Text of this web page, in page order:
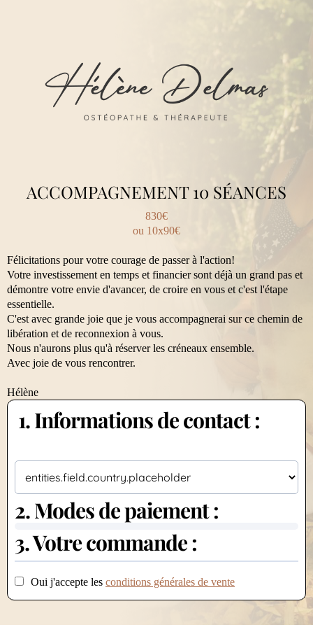
ACCOMPAGNEMENT 10 SÉANCES
830€
ou 10x90€
Félicitations pour votre courage de passer à l'action!
Votre investissement en temps et financier sont déjà un grand pas et
démontre votre envie d'avancer, de croire en vous et c'est l'étape
essentielle.
C'est avec grande joie que je vous accompagnerai sur ce chemin de
libération et de reconnexion à vous.
Nous n'aurons plus qu'à réserver les créneaux ensemble.
Avec joie de vous rencontrer.
Hélène
1. Informations de contact :
2. Modes de paiement :
3. Votre commande :
Oui j'accepte les conditions générales de vente